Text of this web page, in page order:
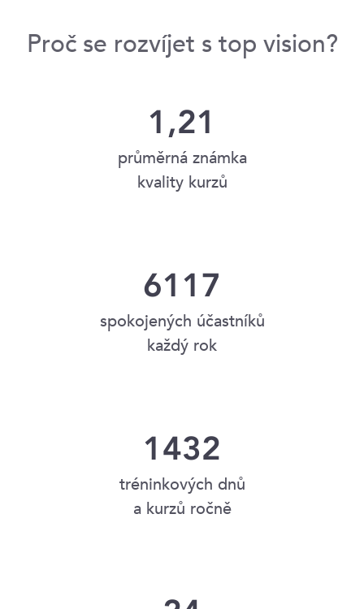
Proč se rozvíjet s top vision?
1,21
průměrná známka
kvality kurzů
6117
spokojených účastníků
každý rok
1432
tréninkových dnů
a kurzů ročně